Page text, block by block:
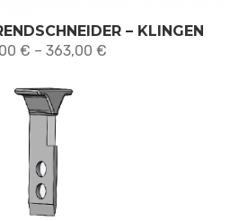
– KLINGEN
€ – 363,00 €